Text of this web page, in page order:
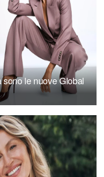
le nuove Global